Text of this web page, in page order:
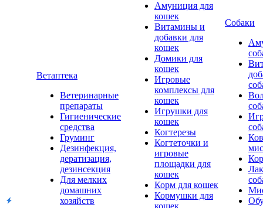
Ветаптека
Ветеринарные
препараты
Гигиенические
средства
Груминг
Дезинфекция,
дератизация,
дезинсекция
Для мелких
домашних
хозяйств
Амуниция для
кошек
Витамины и
добавки для
кошек
Домики для
кошек
Игровые
комплексы для
кошек
Игрушки для
кошек
Когтерезы
Когтеточки и
игровые
площадки для
кошек
Корм для кошек
Кормушки для
кошек
Собаки